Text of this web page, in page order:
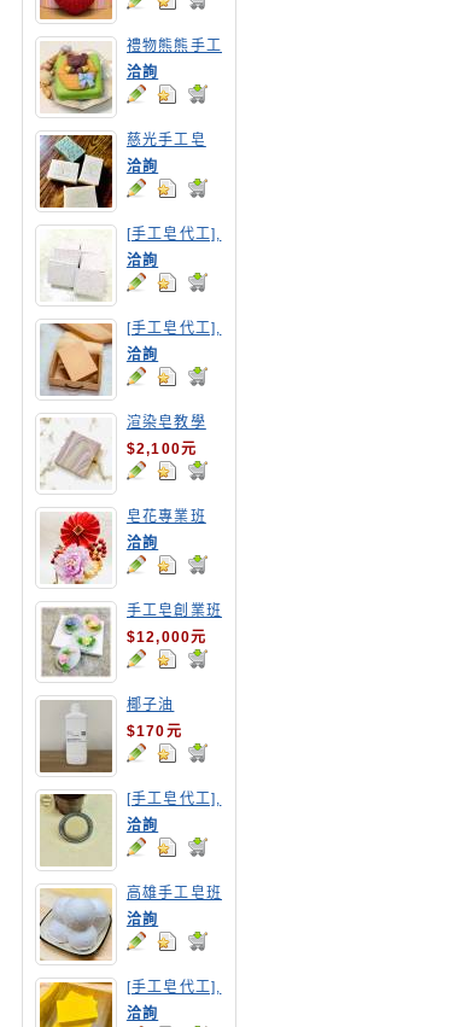
禮物熊熊手工
皂
洽詢
慈光手工皂
洽詢
[手工皂代工],
紅豆手工皂
洽詢
[手工皂代工],
胡蘿蔔手工皂
洽詢
渲染皂教學
$2,100元
皂花專業班
洽詢
手工皂創業班
(MP皂班)
$12,000元
椰子油
$170元
[手工皂代工],
摩洛哥洗髮皂
洽詢
高雄手工皂班
洽詢
[手工皂代工],
南瓜手工皂
洽詢